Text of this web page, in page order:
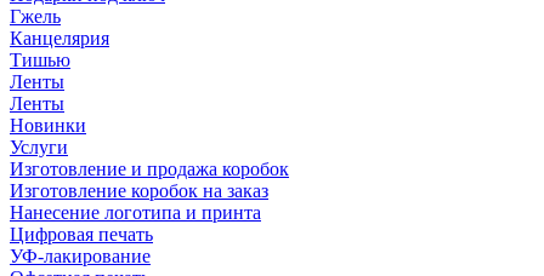
Гжель
Канцелярия
Тишью
Ленты
Ленты
Новинки
Услуги
Изготовление и продажа коробок
Изготовление коробок на заказ
Нанесение логотипа и принта
Цифровая печать
УФ-лакирование